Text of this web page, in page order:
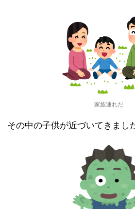
家族連れだ
その中の子供が近づいてきまし